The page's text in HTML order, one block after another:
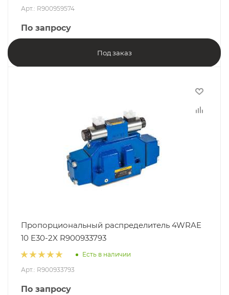
Арт.: R900959574
По запросу
Под заказ
Пропорциональный распределитель 4WRAE
10 E30-2X R900933793
Есть в наличии
Арт.: R900933793
По запросу